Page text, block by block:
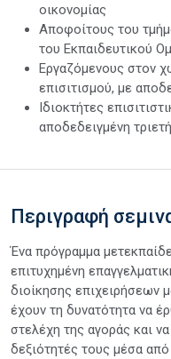
οικονομίας
Αποφοίτους του
του Εκπαιδευτικού
Εργαζόμενους στον
επισιτισμού, με
Ιδιοκτήτες
αποδεδειγμένη
Περιγραφή
Ένα πρόγραμμα
επιτυχημένη
διοίκησης επιχειρήσεων
έχουν τη δυνατότητα να
στελέχη της αγοράς και
δεξιότητές τους μέσα